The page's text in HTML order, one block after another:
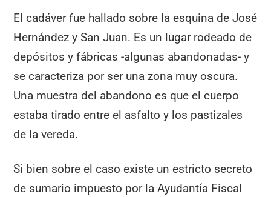
El cadáver fue hallado sobre la esquina de José
Hernández y San Juan. Es un lugar rodeado de
depósitos y fábricas -algunas abandonadas- y
se caracteriza por ser una zona muy oscura.
Una muestra del abandono es que el cuerpo
estaba tirado entre el asfalto y los pastizales
de la vereda.
Si bien sobre el caso existe un estricto secreto
de sumario impuesto por la Ayudantía Fiscal